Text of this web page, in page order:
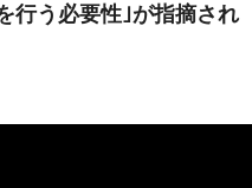
行う必要性｣が指摘され